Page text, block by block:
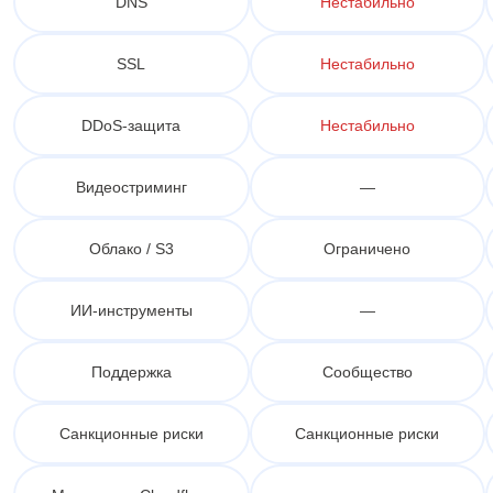
SSL Нестабильно
DDoS-защита Нестабильно
Видеостриминг —
Облако / S3 Ограничено
ИИ-инструменты —
Поддержка Сообщество
Санкционные риски Санкционные риски